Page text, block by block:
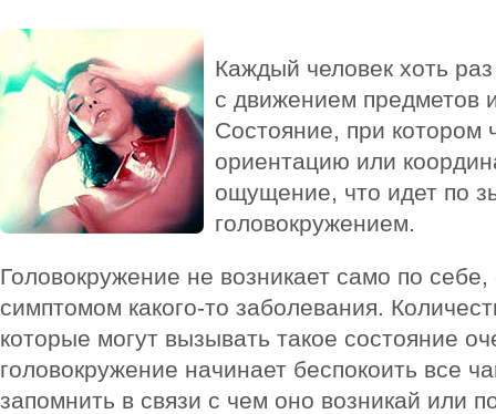
Каждый человек хоть
с движением предметов
Состояние, при котором
ориентацию или
ощущение, что идет по
головокружением.
Головокружение не возникает само по себе,
симптомом какого-то заболевания.
которые могут вызывать такое состояние
головокружение начинает беспокоить все
запомнить в связи с чем оно возникай или